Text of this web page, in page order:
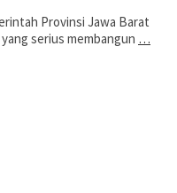
Provinsi Jawa Barat
serius membangun …